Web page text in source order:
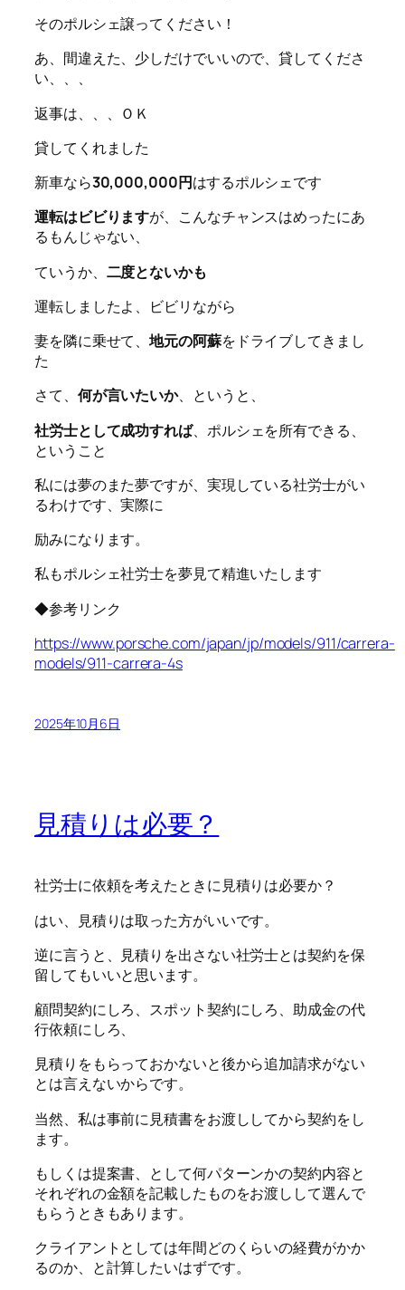
そのポルシェ譲ってください！
あ、間違えた、少しだけでいいので、貸してくださ
い、、、
返事は、、、ＯＫ
貸してくれました
新車なら30,000,000円はするポルシェです
運転はビビりますが、こんなチャンスはめったにあ
るもんじゃない、
ていうか、 二度とないかも
運転しましたよ、ビビリながら
妻を隣に乗せて、地元の阿蘇をドライブしてきまし
た
さて、 何が言いたいか、というと、
社労士として成功すれば、ポルシェを所有できる、
ということ
私には夢のまた夢ですが、実現している社労士がい
るわけです、実際に
励みになります。
私もポルシェ社労士を夢見て精進いたします
◆参考リンク
https://www.porsche.com/japan/jp/models/911/carrera-
models/911-carrera-4s
2025年10月6日
見積りは必要？
社労士に依頼を考えたときに見積りは必要か？
はい、見積りは取った方がいいです。
逆に言うと、見積りを出さない社労士とは契約を保
留してもいいと思います。
顧問契約にしろ、スポット契約にしろ、助成金の代
行依頼にしろ、
見積りをもらっておかないと後から追加請求がない
とは言えないからです。
当然、私は事前に見積書をお渡ししてから契約をし
ます。
もしくは提案書、として何パターンかの契約内容と
それぞれの金額を記載したものをお渡しして選んで
もらうときもあります。
クライアントとしては年間どのくらいの経費がかか
るのか、と計算したいはずです。